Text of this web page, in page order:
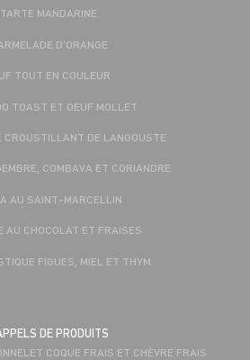
TARTE MANDARINE
D’ORANGE
TOUT EN COULEUR
TOAST ET OEUF MOLLET
CROUSTILLANT DE LANGOUSTE
COMBAVA ET CORIANDRE
AU SAINT-MARCELLIN
AU CHOCOLAT ET FRAISES
FIGUES, MIEL ET THYM
DE PRODUITS
COQUE FRAIS ET CHÈVRE FRAIS